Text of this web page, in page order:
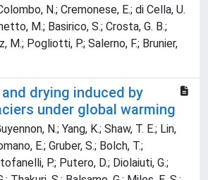
N.; Cremonese, E.; di Cella, U.
M.; Basirico, S.; Crosta, G. B.;
M.; Pogliotti, P.; Salerno, F.; Brunier,
drying induced by
under global warming
N.; Yang, K.; Shaw, T. E.; Lin,
E.; Gruber, S.; Bolch, T.;
P.; Putero, D.; Diolaiuti, G.;